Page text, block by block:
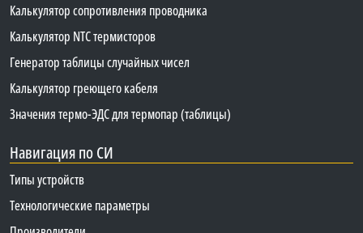
Калькулятор сопротивления проводника
Калькулятор NTC термисторов
Генератор таблицы случайных чисел
Калькулятор греющего кабеля
Значения термо-ЭДС для термопар (таблицы)
Навигация по СИ
Типы устройств
Технологические параметры